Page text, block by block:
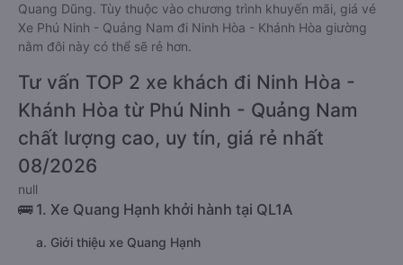
Quang Dũng. Tùy thuộc vào chương trình khuyến mãi, giá vé
Xe Phú Ninh - Quảng Nam đi Ninh Hòa - Khánh Hòa giường
nằm đôi này có thể sẽ rẻ hơn.
Tư vấn TOP 2 xe khách đi Ninh Hòa -
Khánh Hòa từ Phú Ninh - Quảng Nam
chất lượng cao, uy tín, giá rẻ nhất
08/2026
null
🚌 1. Xe Quang Hạnh khởi hành tại QL1A
a. Giới thiệu xe Quang Hạnh